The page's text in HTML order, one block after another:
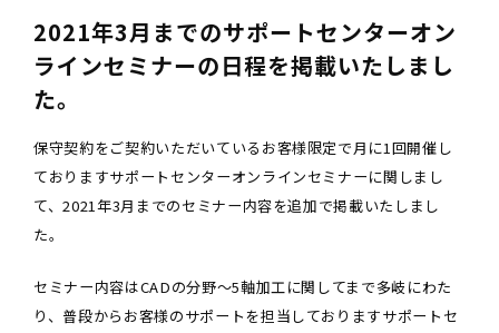
2021年3月までのサポートセンターオン
ラインセミナーの日程を掲載いたしまし
た。
保守契約をご契約いただいているお客様限定で月に1回開催し
ておりますサポートセンターオンラインセミナーに関しまし
て、2021年3月までのセミナー内容を追加で掲載いたしまし
た。
セミナー内容はCADの分野～5軸加工に関してまで多岐にわた
り、普段からお客様のサポートを担当しておりますサポートセ